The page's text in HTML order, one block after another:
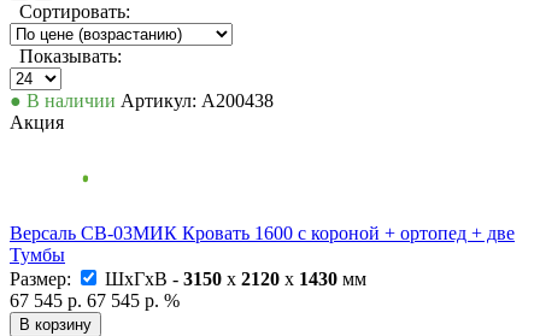
Сортировать:
Показывать:
● В наличии Артикул: А200438
Акция
Версаль СВ-03МИК Кровать 1600 с короной + ортопед + две
Тумбы
Размер:
ШxГxВ - 3150 x 2120 x 1430 мм
67 545 р. 67 545 р. %
В корзину